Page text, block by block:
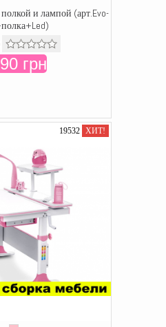
и лампой (арт.Evo-
грн
19532 ХИТ!